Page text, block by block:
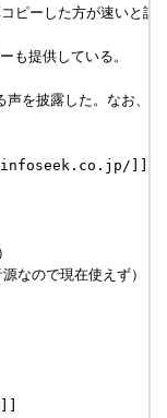
ピーした方が速いと語
も提供している。
を披露した。なお、
]]
なので現在使えず）